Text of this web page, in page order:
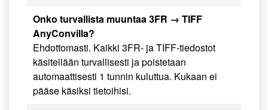
Onko turvallista muuntaa 3FR → TIFF
AnyConvilla?
Ehdottomasti. Kaikki 3FR- ja TIFF-tiedostot
käsitellään turvallisesti ja poistetaan
automaattisesti 1 tunnin kuluttua. Kukaan ei
pääse käsiksi tietoihisi.